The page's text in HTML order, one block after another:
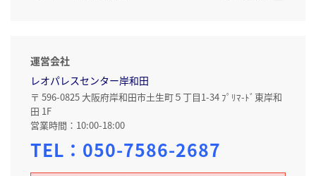
運営会社
レオパレスセンター岸和田
〒 596-0825 大阪府岸和田市土生町５丁目1-34 ﾌﾟﾘﾏ-ﾄﾞ東岸和
田 1F
営業時間：10:00-18:00
TEL： 050-7586-2687